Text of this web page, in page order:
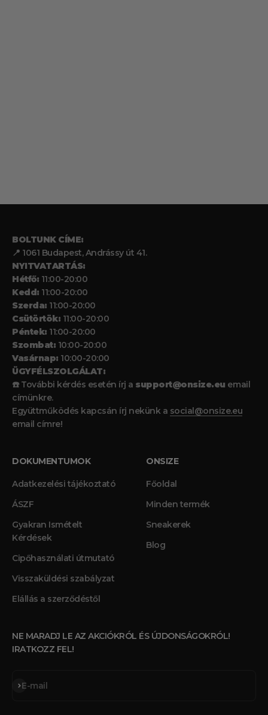
BOLTUNK CÍME:
📍 1061 Budapest, Andrássy út 41.
NYITVATARTÁS:
Hétfő: 11:00-20:00
Kedd: 11:00-20:00
Szerda: 11:00-20:00
Csütörtök: 11:00-20:00
Péntek: 11:00-20:00
Szombat: 10:00-20:00
Vasárnap: 10:00-20:00
ÜGYFÉLSZOLGÁLAT:
☎️ További kérdés esetén írj a support@onsize.eu email
címünkre.
Együttműködés kapcsán írj nekünk a social@onsize.eu
email címre!
DOKUMENTUMOK
Adatkezelési tájékoztató
ÁSZF
Gyakran Ismételt
Kérdések
Cipőhasználati útmutató
Visszaküldési szabályzat
Elállás a szerződéstől
ONSIZE
Főoldal
Minden termék
Sneakerek
Blog
NE MARADJ LE AZ AKCIÓKRÓL ÉS ÚJDONSÁGOKRÓL!
IRATKOZZ FEL!
E-mail
Feliratkozás